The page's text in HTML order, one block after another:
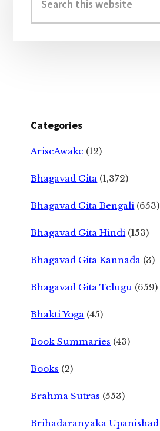
this
website
Categories
AriseAwake (12)
Bhagavad Gita (1,372)
Bhagavad Gita Bengali (653)
Bhagavad Gita Hindi (153)
Bhagavad Gita Kannada (3)
Bhagavad Gita Telugu (659)
Bhakti Yoga (45)
Book Summaries (43)
Books (2)
Brahma Sutras (553)
Brihadaranyaka Upanishad